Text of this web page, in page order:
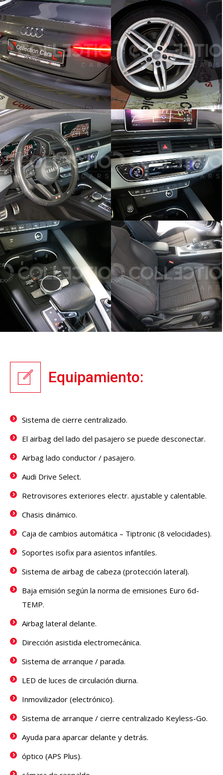
Equipamiento:
Sistema de cierre centralizado.
El airbag del lado del pasajero se puede desconectar.
Airbag lado conductor / pasajero.
Audi Drive Select.
Retrovisores exteriores electr. ajustable y calentable.
Chasis dinámico.
Caja de cambios automática – Tiptronic (8 velocidades).
Soportes isofix para asientos infantiles.
Sistema de airbag de cabeza (protección lateral).
Baja emisión según la norma de emisiones Euro 6d-
TEMP.
Airbag lateral delante.
Dirección asistida electromecánica.
Sistema de arranque / parada.
LED de luces de circulación diurna.
Inmovilizador (electrónico).
Sistema de arranque / cierre centralizado Keyless-Go.
Ayuda para aparcar delante y detrás.
óptico (APS Plus).